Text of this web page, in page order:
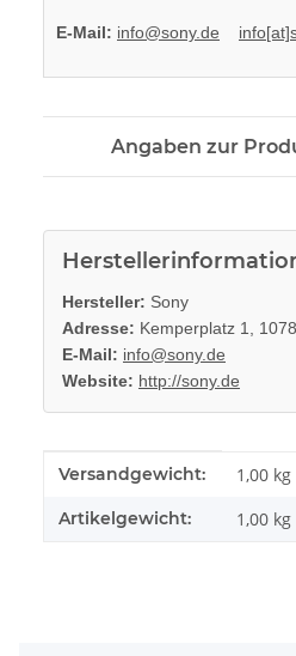
E-Mail: info@sony.de
Angaben zur
Hersteller: Sony
Adresse: Kemperplatz 1,
E-Mail: info@sony.de
Website: http://sony.de
Produkteigenschaft
Wert
Versandgewicht: 1,00 kg
Artikelgewicht: 1,00 kg